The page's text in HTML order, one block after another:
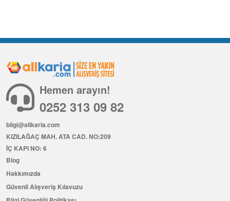
Hemen arayın!
0252 313 09 82
bilgi@allkaria.com
KIZILAĞAÇ MAH. ATA CAD. NO:209
İÇ KAPI NO: 6
Blog
Hakkımızda
Güvenli Alışveriş Kılavuzu